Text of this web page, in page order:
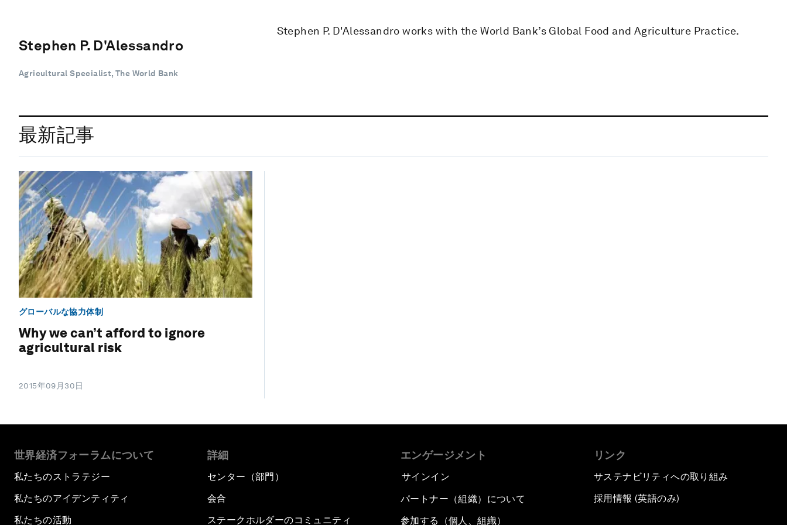
Stephen P. D'Alessandro
Agricultural Specialist, The World Bank
Stephen P. D'Alessandro works with the World Bank’s Global Food and Agriculture Practice.
最新記事
グローバルな協力体制
Why we can’t afford to ignore
agricultural risk
2015年09月30日
世界経済フォーラムについて
私たちのストラテジー
私たちのアイデンティティ
私たちの活動
詳細
センター（部門）
会合
ステークホルダーのコミュニティ
エンゲージメント
サインイン
パートナー（組織）について
参加する（個人、組織）
リンク
サステナビリティへの取り組み
採用情報 (英語のみ)